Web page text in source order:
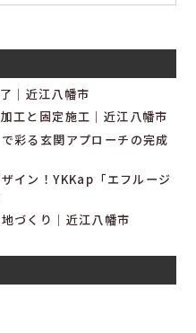
｜近江八幡市
工と固定施工｜近江八幡市
彩る玄関アプローチの完成
イン！YKKap「エフルージ
づくり｜近江八幡市